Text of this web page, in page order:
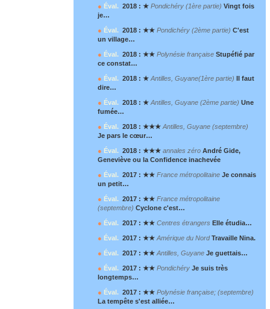
● Éval. 2018 : ★ Pondichéry (1ère partie) Vingt fois
je…
● Éval. 2018 : ★★ Pondichéry (2ème partie) C'est
un village…
● Éval. 2018 : ★★ Polynésie française Stupéfié par
ce constat…
● Éval. 2018 : ★ Antilles, Guyane(1ère partie) Il faut
dire…
● Éval. 2018 : ★ Antilles, Guyane (2ème partie) Une
fumée…
● Éval. 2018 : ★★★ Antilles, Guyane (septembre)
Je pars le cœur…
● Éval. 2018 : ★★★ annales zéro André Gide,
Geneviève ou la Confidence inachevée
● Éval. 2017 : ★★ France métropolitaine Je connais
un petit…
● Éval. 2017 : ★★ France métropolitaine
(septembre) Cyclone c'est…
● Éval. 2017 : ★★ Centres étrangers Elle étudia…
● Éval. 2017 : ★★ Amérique du NordTravaille Nina.
● Éval. 2017 : ★★ Antilles, Guyane Je guettais…
● Éval. 2017 : ★★ Pondichéry Je suis très
longtemps…
● Éval. 2017 : ★★ Polynésie française; (septembre)
La tempête s'est alliée…